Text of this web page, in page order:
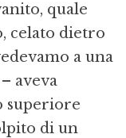
quale
celato dietro
a una
aveva
superiore
di un